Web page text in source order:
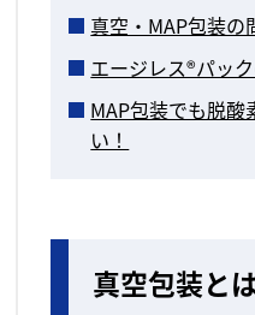
真空・MAP包装の
エージレス®パッ
MAP包装でも脱酸
い！
真空包装と